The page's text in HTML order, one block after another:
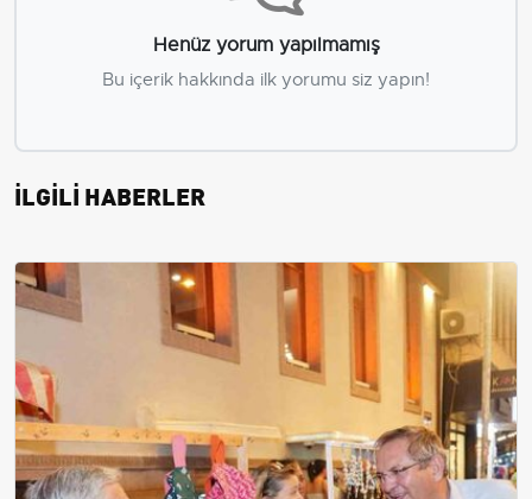
Henüz yorum yapılmamış
Bu içerik hakkında ilk yorumu siz yapın!
İLGİLİ HABERLER